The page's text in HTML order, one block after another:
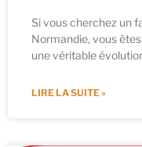
Si vous cherchez un
Normandie, vous
une véritable
LIRE LA SUITE »